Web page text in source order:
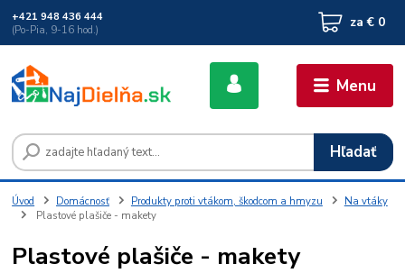
Menu
Hľadať
+421 948 436 444
(Po-Pia, 9-16 hod.)
za € 0
Úvod Domácnosť Produkty proti vtákom, škodcom a hmyzu
Na vtáky
Plastové plašiče - makety
Plastové plašiče - makety